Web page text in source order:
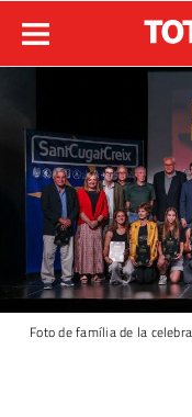
Foto de família de la